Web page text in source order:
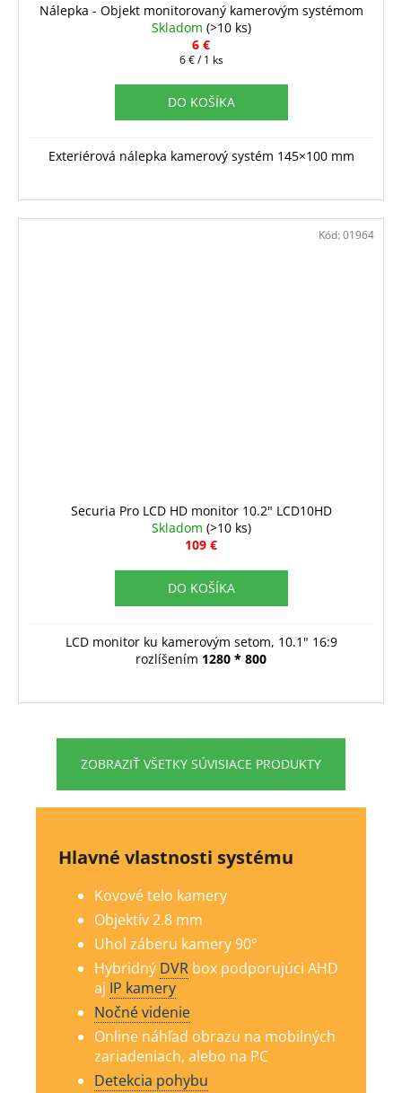
Nálepka - Objekt monitorovaný kamerovým systémom
Skladom (>10 ks)
6 €
Jednotková
6 € / 1 ks
DO KOŠÍKA
Exteriérová nálepka kamerový systém 145×100 mm
Securia Pro LCD HD monitor 10.2" LCD10HD
Skladom (>10 ks)
109 €
DO KOŠÍKA
LCD monitor ku kamerovým setom, 10.1" 16:9
rozlíšením 1280 * 800
Kód: 01964
ZOBRAZIŤ VŠETKY SÚVISIACE PRODUKTY
Hlavné vlastnosti systému
Kovové telo kamery
Objektív 2.8 mm
Uhol záberu kamery 90°
Hybridný DVR box podporujúci AHD
aj IP kamery
Nočné videnie
Online náhľad obrazu na mobilných
zariadeniach, alebo na PC
Detekcia pohybu